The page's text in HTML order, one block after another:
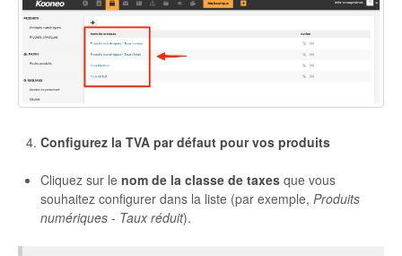
Configurez la TVA par défaut pour vos produits
Cliquez sur le nom de la classe de taxes que vous
souhaitez configurer dans la liste (par exemple, Produits
numériques - Taux réduit).